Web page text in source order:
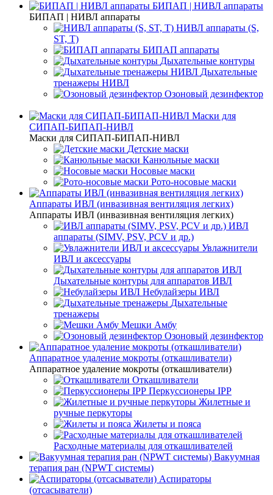
БИПАП | НИВЛ аппараты
БИПАП | НИВЛ аппараты
НИВЛ аппараты (S,
ST, T)
БИПАП аппараты
Дыхательные контуры
Дыхательные
тренажеры НИВЛ
Озоновый дезинфектор
Маски для
СИПАП-БИПАП-НИВЛ
Маски для СИПАП-БИПАП-НИВЛ
Детские маски
Канюльные маски
Носовые маски
Рото-носовые маски
Аппараты ИВЛ (инвазивная вентиляция легких)
Аппараты ИВЛ (инвазивная вентиляция легких)
ИВЛ
аппараты (SIMV, PSV, PCV и др.)
Увлажнители
ИВЛ и аксессуары
Дыхательные контуры для аппаратов ИВЛ
Небулайзеры ИВЛ
Дыхательные
тренажеры
Мешки Амбу
Озоновый дезинфектор
Аппаратное удаление мокроты (откашливатели)
Аппаратное удаление мокроты (откашливатели)
Откашливатели
Перкуссионеры IPP
Жилетные и
ручные перкуторы
Жилеты и пояса
Расходные материалы для откашливателей
Вакуумная
терапия ран (NPWT системы)
Аспираторы
(отсасыватели)